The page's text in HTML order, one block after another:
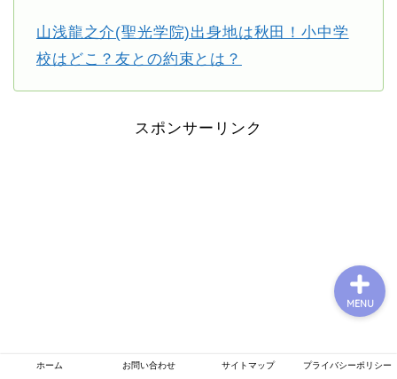
山浅龍之介(聖光学院)出身地は秋田！小中学
校はどこ？友との約束とは？
スポンサーリンク
ホーム お問い合わせ サイトマップ プライバシーポリシー
MENU
プロフィール